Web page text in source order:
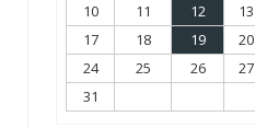
10
11 12 13
17
18 19 20
24
25 26 27
31